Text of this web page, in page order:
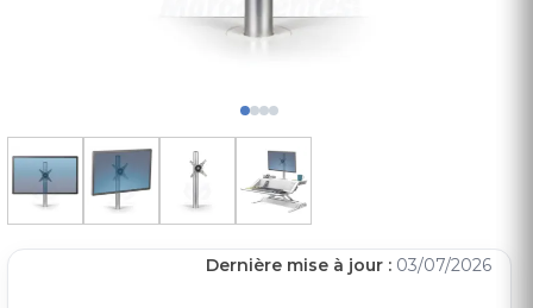
Dernière mise à jour : 03/07/2026